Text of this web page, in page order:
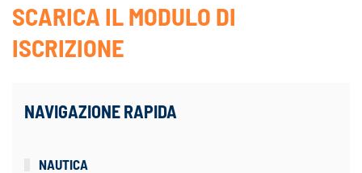
SCARICA IL MODULO DI
ISCRIZIONE
NAVIGAZIONE RAPIDA
NAUTICA